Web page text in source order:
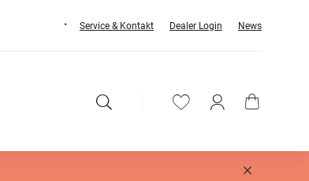
Service & Kontakt Dealer Login News